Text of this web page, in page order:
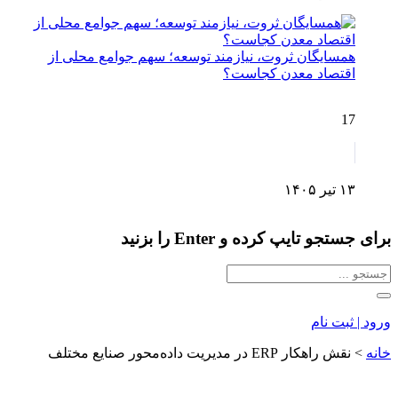
همسایگان ثروت، نیازمند توسعه؛ سهم جوامع محلی از
اقتصاد معدن کجاست؟
17
۱۳ تیر ۱۴۰۵
برای جستجو تایپ کرده و Enter را بزنید
ورود | ثبت نام
خانه > نقش راهکار ERP در مدیریت داده‌محور صنایع مختلف